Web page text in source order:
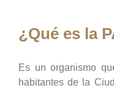
¿Qué es la
Es un organismo
habitantes de la